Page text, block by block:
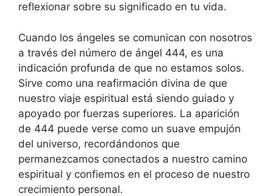
reflexionar sobre su significado en tu vida.
Cuando los ángeles se comunican con nosotros
a través del número de ángel 444, es una
indicación profunda de que no estamos solos.
Sirve como una reafirmación divina de que
nuestro viaje espiritual está siendo guiado y
apoyado por fuerzas superiores. La aparición
de 444 puede verse como un suave empujón
del universo, recordándonos que
permanezcamos conectados a nuestro camino
espiritual y confiemos en el proceso de nuestro
crecimiento personal.